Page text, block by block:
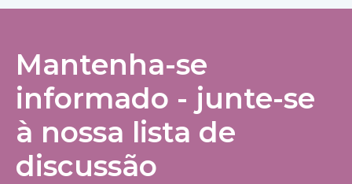
Mantenha-se
informado - junte-se
à nossa lista de
discussão